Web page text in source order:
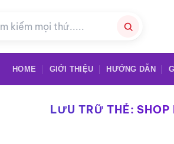
HOME GIỚI THIỆU HƯỚNG DẪN
LƯU TRỮ THẺ: SHOP